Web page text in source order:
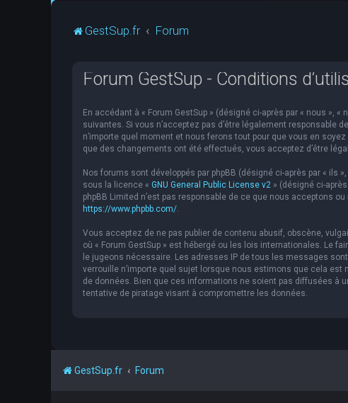
GestSup.fr Forum
Forum GestSup - Conditions
En accédant à « Forum GestSup » (désigné ci-après par « nous »,
suivantes. Si vous n’acceptez pas d’être légalement responsable
n’importe quel moment et nous ferons tout pour que vous en
que des changements ont été effectués, vous acceptez d’être
Nos forums sont développés par phpBB (désigné ci-après par « ils
sous la licence « GNU General Public License v2 » (désigné ci-
phpBB Limited n’est pas responsable de ce que nous acceptons
https://www.phpbb.com/.
Vous acceptez de ne pas publier de contenu abusif, obscène,
où « Forum GestSup » est hébergé ou les lois internationales. Le
le jugeons nécessaire. Les adresses IP de tous les messages
verrouille n’importe quel sujet lorsque nous estimons que cela
de données. Bien que ces informations ne soient pas diffusées à
tentative de piratage visant à compromettre les données.
GestSup.fr Forum